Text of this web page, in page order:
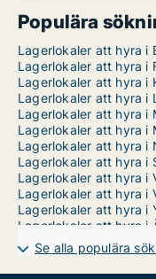
Populära
Lagerlokaler att hyra i
Lagerlokaler att hyra i
Lagerlokaler att hyra i
Lagerlokaler att hyra i
Lagerlokaler att hyra i
Lagerlokaler att hyra i
Lagerlokaler att hyra i
Lagerlokaler att hyra i
Lagerlokaler att hyra i
Lagerlokaler att hyra i
Lagerlokaler att hyra i
Lagerlokaler att hyra i
Lagerlokaler att hyra i
Lagerlokaler till salu i
Lagerlokaler till salu i
Se alla populära